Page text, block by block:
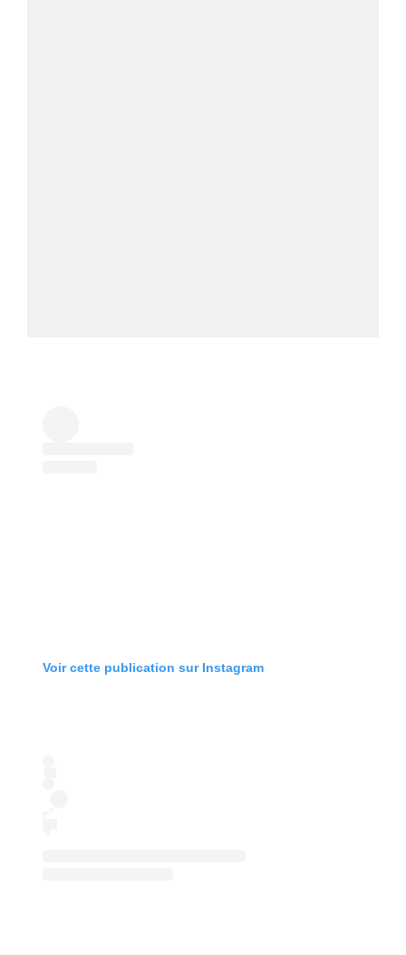
Voir cette publication sur Instagram